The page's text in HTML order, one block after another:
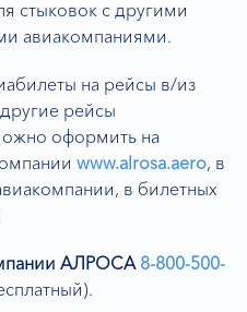
стыковок с другими
авиакомпаниями.
на рейсы в/из
рейсы
оформить на
www.alrosa.aero, в
в билетных
АЛРОСА 8-800-500-